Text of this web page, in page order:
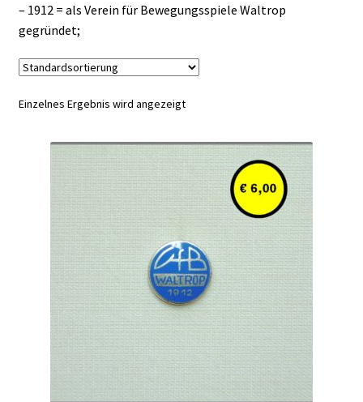
– 1912 = als Verein für Bewegungsspiele Waltrop
gegründet;
Einzelnes Ergebnis wird angezeigt